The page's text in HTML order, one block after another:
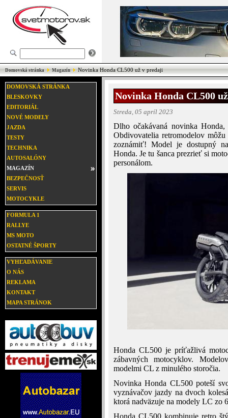
Domovská stránka Magazín Novinka Honda CL500 už v predaji
DOMOVSKÁ STRÁNKA
BLESKOVKY
EDITORIÁL
NOVÉ MODELY
JAZDA
TESTY
TECHNIKA
AUTOSALÓNY
MAGAZÍN
BEZPEČNOSŤ
SERVIS
MOTOCYKLE
FORMULA 1
RALLYE
MS MOTO
OSTATNÉ ŠPORTY
VYHĽADÁVANIE
O NÁS
REKLAMA
KONTAKT
MAPA STRÁNOK
Novinka Honda CL500
Streda, 05 apríl 2023
Dlho očakávaná novinka
Obdivovatelia retromodelov
zoznámiť! Model je dostupný
Honda. Je tu šanca prezrieť si
personálom.
Honda CL500 je príťažlivá
zábavných motocyklov.
modelmi CL z minulého storočia.
Novinka Honda CL500 poteší
vyznávačov jazdy na dvoch
ktorá nadväzuje na modely LC zo
Honda CL500 kombinuje retro